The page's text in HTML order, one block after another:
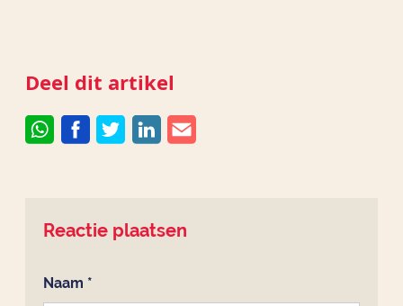
Deel dit artikel
Reactie plaatsen
Naam *